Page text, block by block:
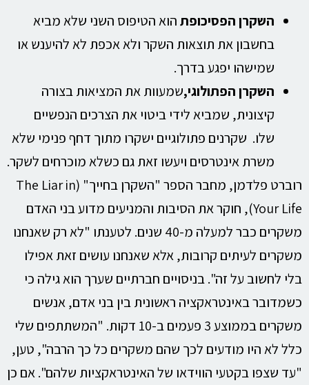
השקרן הפסיכופתהוא הטיפוס השני שלא מביא
בחשבון את תוצאות השקר ולא אכפת לא להיענש או
שמישהו יפגע בדרך.
השקרן הפתולוגי,שמעוות את המציאות בצורה
קיצונית, שמביא לידי ביטוי את הצרכים הנפשיים
שלו. שקרנים פתולוגיים ישקרו מתוך דחף פנימי שלא
משרת אינטרסים ויעשו זאת גם כשלא מוכרחים לשקר.
רוברט פלדמן, מחבר הספר "השקרן בחייך" (The Liar in
Your Life), חוקר את הסיבות והמניעים מדוע בני האדם
משקרים כבר למעלה מ-40 שנים. לטענתו "לא רק שאנחנו
משקרים לעיתים קרובות, אלא שאנחנו עושים זאת אפילו
בלי לחשוב על זה". בניסויים חברתיים שערך הוא גילה כי
כשמדובר באינטראקציה ראשונית בין בני אדם, אנשים
משקרים בממוצע 3 פעמים ב-10 דקות. "המשתתפים שלי
כלל לא היו מודעים לכך שהם משקרים כל כך הרבה", טען,
"עד שצפו בקטעי הווידאו של האינטראקציות שלהם". אם כן